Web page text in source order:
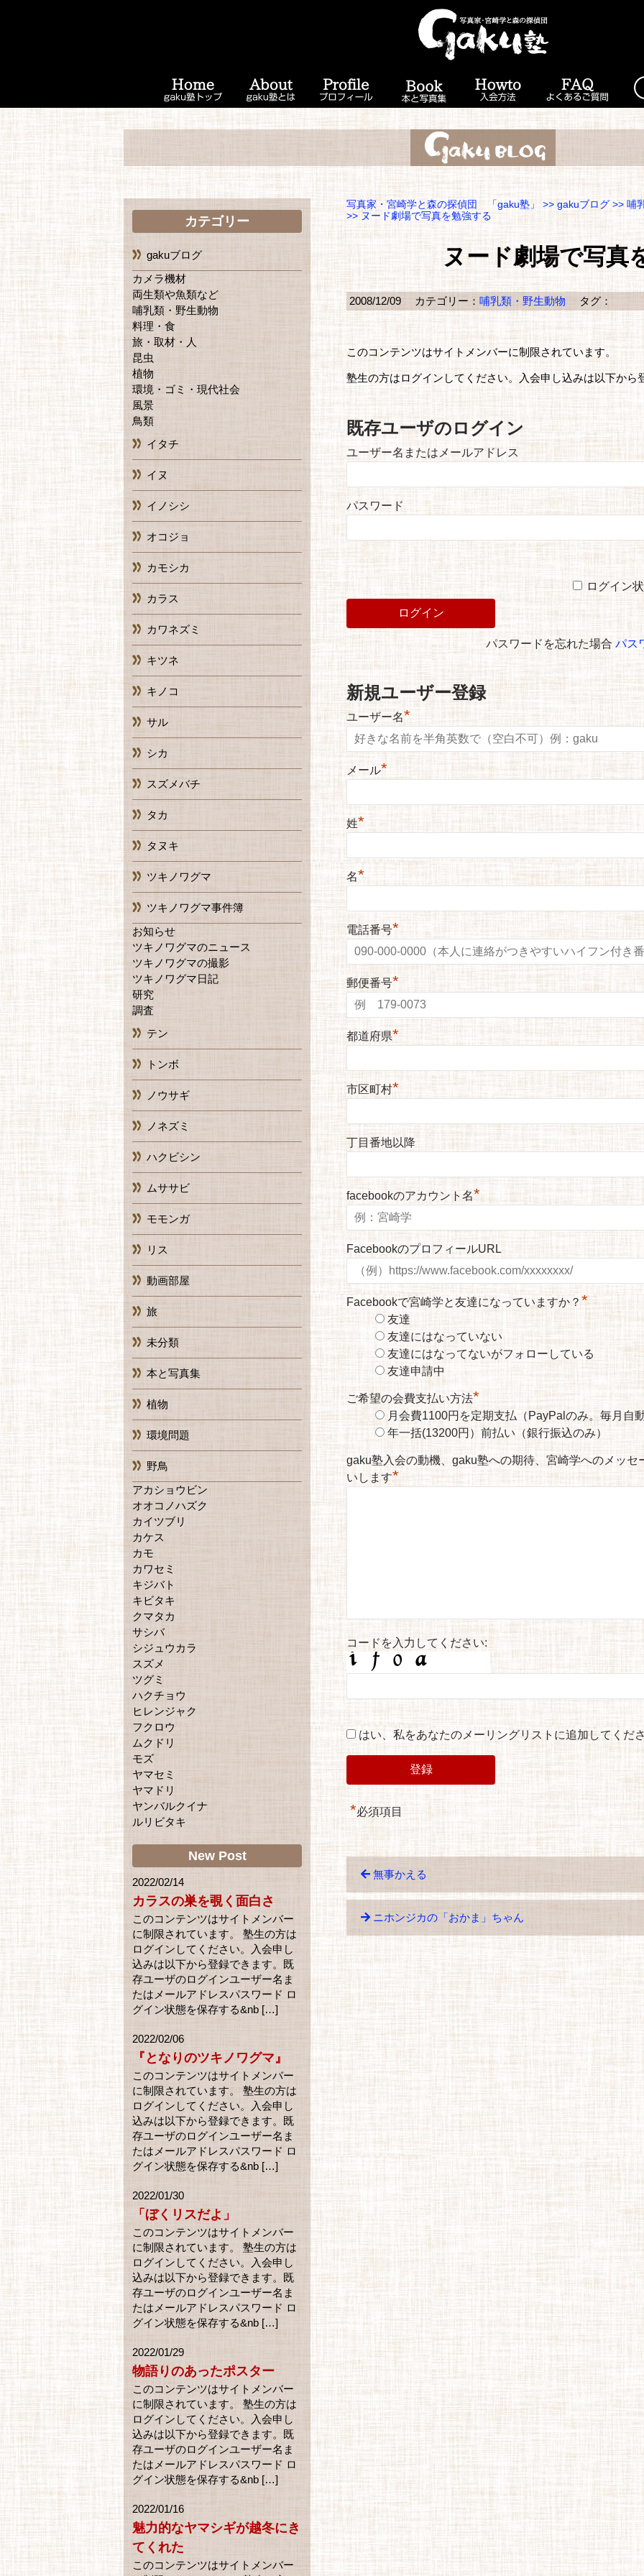
写真家・宮崎学と森の探偵団 「gaku塾」 >> gakuブログ >> 哺
>> ヌード劇場で写真を勉強する
ヌード劇場で写真
2008/12/09 カテゴリー： 哺乳類・野生動物 タグ：
このコンテンツはサイトメンバーに制限されています。
塾生の方はログインしてください。入会申し込みは以下から
既存ユーザのログイン
ユーザー名またはメールアドレス
パスワード
ログイン
パスワードを忘れた場合 パス
新規ユーザー登録
ユーザー名*
メール*
姓*
名*
電話番号*
郵便番号*
都道府県*
市区町村*
丁目番地以降
facebookのアカウント名*
FacebookのプロフィールURL
Facebookで宮崎学と友達になっていますか？ *
友達
友達にはなっていない
友達にはなってないがフォローしている
友達申請中
ご希望の会費支払い方法*
月会費1100円を定期支払（PayPalのみ。毎月自
年一括(13200円）前払い（銀行振込のみ）
gaku塾入会の動機、gaku塾への期待、宮崎学へのメッセ
いします*
コードを入力してください:
はい、私をあなたのメーリングリストに追加してくだ
*必須項目
無事かえる
ニホンジカの「おかま」ちゃん
カテゴリー
gakuブログ
カメラ機材
両生類や魚類など
哺乳類・野生動物
料理・食
旅・取材・人
昆虫
植物
環境・ゴミ・現代社会
風景
鳥類
イタチ
イヌ
イノシシ
オコジョ
カモシカ
カラス
カワネズミ
キツネ
キノコ
サル
シカ
スズメバチ
タカ
タヌキ
ツキノワグマ
ツキノワグマ事件簿
お知らせ
ツキノワグマのニュース
ツキノワグマの撮影
ツキノワグマ日記
研究
調査
テン
トンボ
ノウサギ
ノネズミ
ハクビシン
ムササビ
モモンガ
リス
動画部屋
旅
未分類
本と写真集
植物
環境問題
野鳥
アカショウビン
オオコノハズク
カイツブリ
カケス
カモ
カワセミ
キジバト
キビタキ
クマタカ
サシバ
シジュウカラ
スズメ
ツグミ
ハクチョウ
ヒレンジャク
フクロウ
ムクドリ
モズ
ヤマセミ
ヤマドリ
ヤンバルクイナ
ルリビタキ
New Post
2022/02/14
カラスの巣を覗く面白さ
このコンテンツはサイトメンバー
に制限されています。 塾生の方は
ログインしてください。入会申し
込みは以下から登録できます。既
存ユーザのログインユーザー名ま
たはメールアドレスパスワード ロ
グイン状態を保存する&nb […]
2022/02/06
『となりのツキノワグマ』
このコンテンツはサイトメンバー
に制限されています。 塾生の方は
ログインしてください。入会申し
込みは以下から登録できます。既
存ユーザのログインユーザー名ま
たはメールアドレスパスワード ロ
グイン状態を保存する&nb […]
2022/01/30
「ぼくリスだよ」
このコンテンツはサイトメンバー
に制限されています。 塾生の方は
ログインしてください。入会申し
込みは以下から登録できます。既
存ユーザのログインユーザー名ま
たはメールアドレスパスワード ロ
グイン状態を保存する&nb […]
2022/01/29
物語りのあったポスター
このコンテンツはサイトメンバー
に制限されています。 塾生の方は
ログインしてください。入会申し
込みは以下から登録できます。既
存ユーザのログインユーザー名ま
たはメールアドレスパスワード ロ
グイン状態を保存する&nb […]
2022/01/16
魅力的なヤマシギが越冬にき
てくれた
このコンテンツはサイトメンバー